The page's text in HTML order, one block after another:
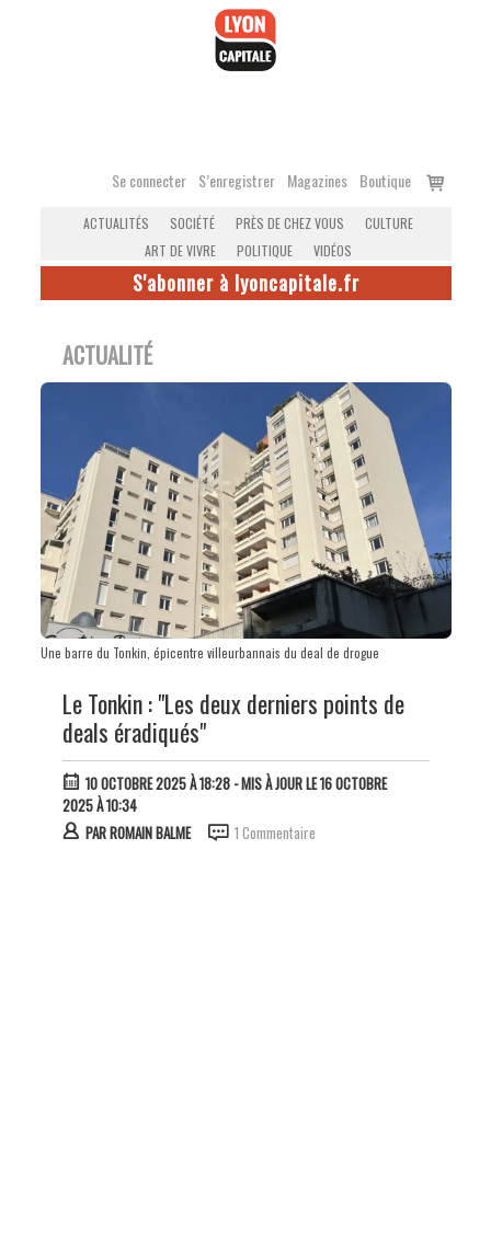
Se connecter S’enregistrer Magazines Boutique
Voir
ACTUALITÉS SOCIÉTÉ PRÈS DE CHEZ VOUS
CULTURE
ART DE VIVRE
POLITIQUE VIDÉOS
S'abonner à lyoncapitale.fr
ACTUALITÉ
Une barre du Tonkin, épicentre villeurbannais du deal de drogue
Le Tonkin : "Les deux derniers points de
deals éradiqués"
10 OCTOBRE 2025 À 18:28- MIS À JOUR LE 16 OCTOBRE
2025 À 10:34
PARROMAIN BALME 1 Commentaire